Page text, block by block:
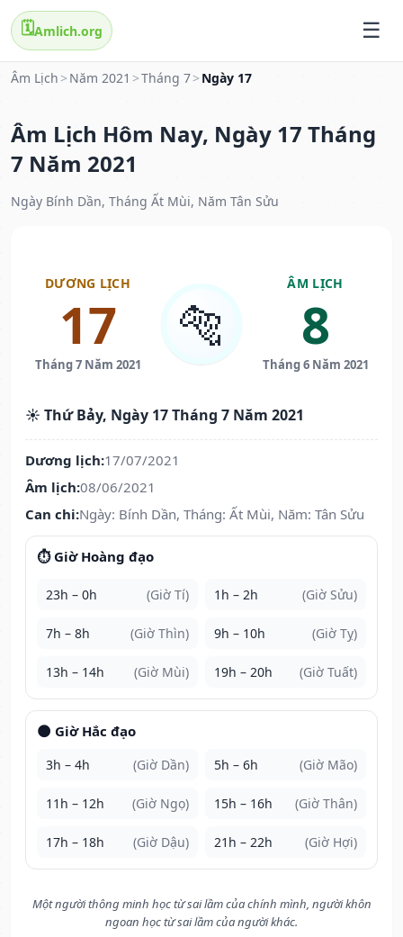
🗓️Amlich.org
Âm Lịch > Năm 2021 >Tháng 7> Ngày 17
Âm Lịch Hôm Nay, Ngày 17 Tháng
7 Năm 2021
Ngày Bính Dần, Tháng Ất Mùi, Năm Tân Sửu
DƯƠNG LỊCH
17
Tháng 7 Năm 2021
🐅
ÂM LỊCH
8
Tháng 6 Năm 2021
☀️ Thứ Bảy, Ngày 17 Tháng 7 Năm 2021
Dương lịch:17/07/2021
Âm lịch:08/06/2021
Can chi:Ngày: Bính Dần, Tháng: Ất Mùi, Năm: Tân Sửu
⏱️ Giờ Hoàng đạo
23h – 0h (Giờ Tí) 1h – 2h (Giờ Sửu)
7h – 8h (Giờ Thìn) 9h – 10h (Giờ Tỵ)
13h – 14h (Giờ Mùi) 19h – 20h (Giờ Tuất)
🌑 Giờ Hắc đạo
3h – 4h (Giờ Dần) 5h – 6h (Giờ Mão)
11h – 12h (Giờ Ngọ) 15h – 16h (Giờ Thân)
17h – 18h (Giờ Dậu) 21h – 22h (Giờ Hợi)
Một người thông minh học từ sai lầm của chính mình, người khôn
ngoan học từ sai lầm của người khác.